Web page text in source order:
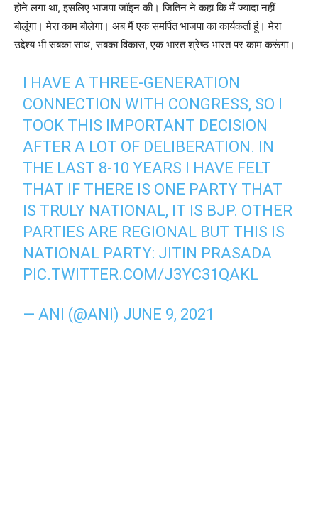
होने लगा था, इसलिए भाजपा जॉइन की। जितिन ने कहा कि मैं ज्यादा नहीं
बोलूंगा। मेरा काम बोलेगा। अब मैं एक समर्पित भाजपा का कार्यकर्ता हूं। मेरा
उद्देश्य भी सबका साथ, सबका विकास, एक भारत श्रेष्ठ भारत पर काम करूंगा।
I HAVE A THREE-GENERATION
CONNECTION WITH CONGRESS, SO I
TOOK THIS IMPORTANT DECISION
AFTER A LOT OF DELIBERATION. IN
THE LAST 8-10 YEARS I HAVE FELT
THAT IF THERE IS ONE PARTY THAT
IS TRULY NATIONAL, IT IS BJP. OTHER
PARTIES ARE REGIONAL BUT THIS IS
NATIONAL PARTY: JITIN PRASADA
PIC.TWITTER.COM/J3YC31QAKL
— ANI (@ANI) JUNE 9, 2021